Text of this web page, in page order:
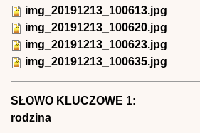
img_20191213_100613.jpg
img_20191213_100620.jpg
img_20191213_100623.jpg
img_20191213_100635.jpg
SŁOWO KLUCZOWE 1:
rodzina